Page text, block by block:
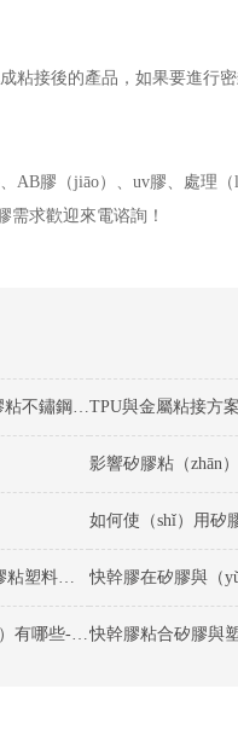
粘接後的產品 ，如果要進行
AB膠（jiāo）、uv膠、處理（
需求歡迎來電谘詢！
矽膠粘不鏽鋼快幹膠粘接過程中要注（zhù）意哪些細節-矽膠粘不鏽鋼快幹膠TPU與金屬粘接方
影響矽膠粘（zhān
如何使（shǐ）用矽
矽膠粘PC快幹膠的（de）適（shì）用範（fàn）圍是什麽-矽膠粘塑料快幹膠
快幹膠粘合矽（guī）膠（jiāo）和塑（sù）料的優缺點（diǎn）有哪些-矽膠粘塑料（liào）快（kuài）幹膠